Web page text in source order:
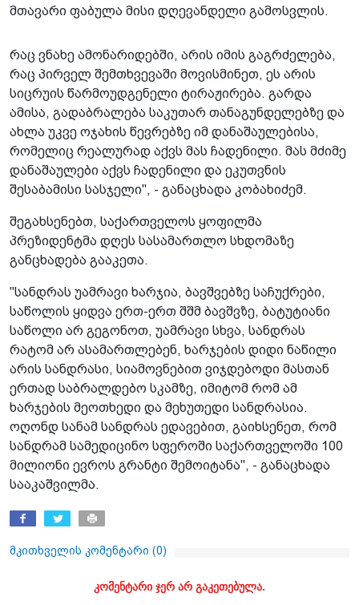
მთავარი ფაბულა მისი დღევანდელი გამოსვლის.
რაც ვნახე ამონარიდებში, არის იმის გაგრძელება,
რაც პირველ შემთხვევაში მოვისმინეთ, ეს არის
სიცრუის წარმოუდგენელი ტირაჟირება. გარდა
ამისა, გადაბრალება საკუთარ თანაგუნდელებზე და
ახლა უკვე ოჯახის წევრებზე იმ დანაშაულებისა,
რომელიც რეალურად აქვს მას ჩადენილი. მას მძიმე
დანაშაულები აქვს ჩადენილი და ეკუთვნის
შესაბამისი სასჯელი", - განაცხადა კობახიძემ.
შეგახსენებთ, საქართველოს ყოფილმა
პრეზიდენტმა დღეს სასამართლო სხდომაზე
განცხადება გააკეთა.
"სანდრას უამრავი ხარჯია, ბავშვებზე საჩუქრები,
საწოლის ყიდვა ერთ-ერთ შშმ ბავშვზე, ბატუტიანი
საწოლი არ გეგონოთ, უამრავი სხვა, სანდრას
რატომ არ ასამართლებენ, ხარჯების დიდი ნაწილი
არის სანდრასი, სიამოვნებით ვიჯდებოდი მასთან
ერთად საბრალდებო სკამზე, იმიტომ რომ ამ
ხარჯების მეოთხედი და მეხუთედი სანდრასია.
ოღონდ სანამ სანდრას ედავებით, გაიხსენეთ, რომ
სანდრამ სამედიცინო სფეროში საქართველოში 100
მილიონი ევროს გრანტი შემოიტანა", - განაცხადა
სააკაშვილმა.
მკითხველის კომენტარი (0)
კომენტარი ჯერ არ გაკეთებულა.